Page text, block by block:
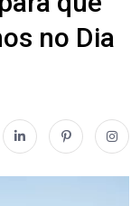
no Dia